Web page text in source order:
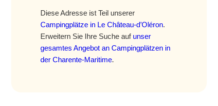
Diese Adresse ist Teil unserer
Campingplätze in Le Château-d’Oléron.
Erweitern Sie Ihre Suche auf unser
gesamtes Angebot an Campingplätzen in
der Charente-Maritime.